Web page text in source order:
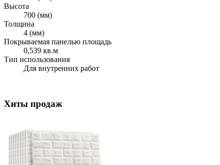
Высота
700 (мм)
Толщина
4 (мм)
Покрываемая панелью площадь
0,539 кв.м
Тип использования
Для внутренних работ
Хиты продаж